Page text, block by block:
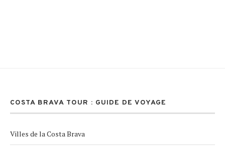
COSTA BRAVA TOUR : GUIDE DE VOYAGE
Villes de la Costa Brava